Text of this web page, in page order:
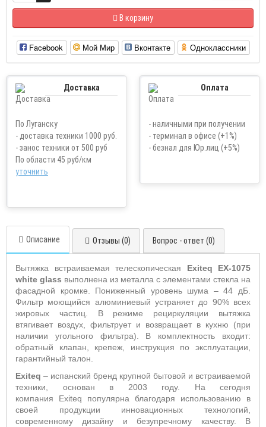
В корзину
Facebook Мой Мир Вконтакте Одноклассники
Доставка
По Луганску
- доставка техники 1000 руб.
- занос техники от 500 руб
По области 45 руб/км
уточнить
Оплата
- наличными при получении
- терминал в офисе (+1%)
- безнал для Юр.лиц (+5%)
Описание Отзывы (0) Вопрос - ответ (0)
Вытяжка встраиваемая телескопическая Exiteq EX-1075
white glass выполнена из металла с элементами стекла на
фасадной кромке. Пониженный уровень шума – 44 дБ.
Фильтр моющийся алюминиевый устраняет до 90% всех
жировых частиц. В режиме рециркуляции вытяжка
втягивает воздух, фильтрует и возвращает в кухню (при
наличии угольного фильтра). В комплектность входит:
обратный клапан, крепеж, инструкция по эксплуатации,
гарантийный талон.
Exiteq – испанский бренд крупной бытовой и встраиваемой
техники, основан в 2003 году. На сегодня
компания
Exiteq
популярна благодаря использованию в
своей продукции инновационных технологий,
современному дизайну и безупречному качеству. В